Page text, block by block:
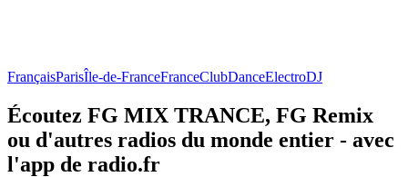
FrançaisParisÎle-de-FranceFranceClubDanceElectroDJ
Écoutez FG MIX TRANCE, FG Remix
ou d'autres radios du monde entier - avec
l'app de radio.fr